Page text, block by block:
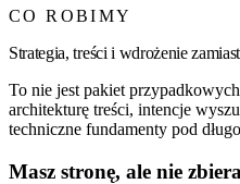
CO ROBIMY
Strategia, treści i wdrożenie
To nie jest pakiet
architekturę treści, intencje
techniczne fundamenty pod
Masz stronę, ale nie